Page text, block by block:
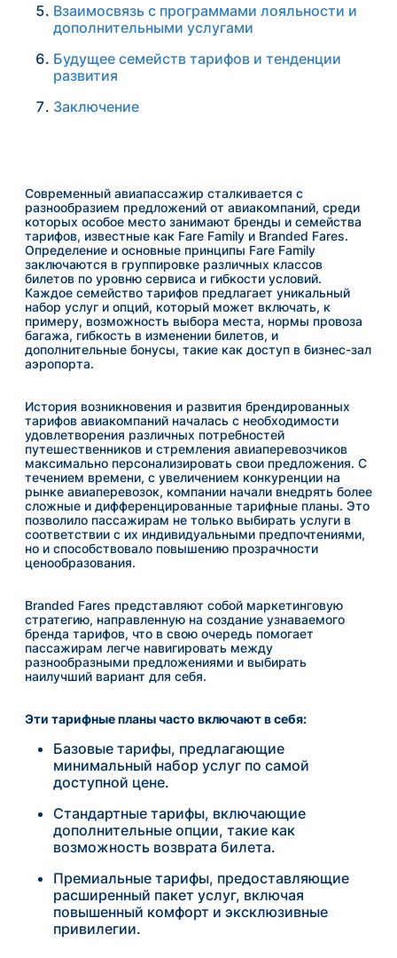
Взаимосвязь с программами лояльности и
дополнительными услугами
Будущее семейств тарифов и тенденции
развития
Заключение
Современный авиапассажир сталкивается с
разнообразием предложений от авиакомпаний, среди
которых особое место занимают бренды и семейства
тарифов, известные как Fare Family и Branded Fares.
Определение и основные принципы Fare Family
заключаются в группировке различных классов
билетов по уровню сервиса и гибкости условий.
Каждое семейство тарифов предлагает уникальный
набор услуг и опций, который может включать, к
примеру, возможность выбора места, нормы провоза
багажа, гибкость в изменении билетов, и
дополнительные бонусы, такие как доступ в бизнес-зал
аэропорта.
История возникновения и развития брендированных
тарифов авиакомпаний началась с необходимости
удовлетворения различных потребностей
путешественников и стремления авиаперевозчиков
максимально персонализировать свои предложения. С
течением времени, с увеличением конкуренции на
рынке авиаперевозок, компании начали внедрять более
сложные и дифференцированные тарифные планы. Это
позволило пассажирам не только выбирать услуги в
соответствии с их индивидуальными предпочтениями,
но и способствовало повышению прозрачности
ценообразования.
Branded Fares представляют собой маркетинговую
стратегию, направленную на создание узнаваемого
бренда тарифов, что в свою очередь помогает
пассажирам легче навигировать между
разнообразными предложениями и выбирать
наилучший вариант для себя.
Эти тарифные планы часто включают в себя:
Базовые тарифы, предлагающие
минимальный набор услуг по самой
доступной цене.
Стандартные тарифы, включающие
дополнительные опции, такие как
возможность возврата билета.
Премиальные тарифы, предоставляющие
расширенный пакет услуг, включая
повышенный комфорт и эксклюзивные
привилегии.